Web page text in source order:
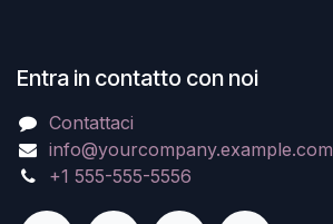
Entra in contatto con noi
Contattaci
info@yourcompany.example.com
+1 555-555-5556